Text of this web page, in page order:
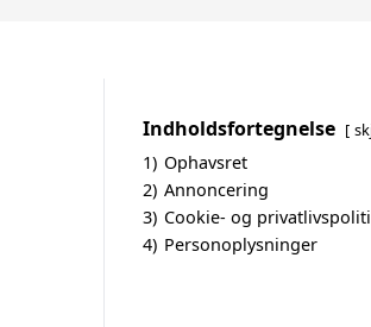
Indholdsfortegnelse
1) Ophavsret
2) Annoncering
3) Cookie- og
4) Personoplysninger